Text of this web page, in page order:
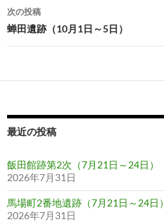
ビ
ゲ
シ
ョ
ン
次の投稿
蝉田遺跡（10月1日～5日）
最近の投稿
飯田館跡第2次（7月21日～24日）
2026年7月31日
馬場町2番地遺跡（7月21日～24日）
2026年7月31日